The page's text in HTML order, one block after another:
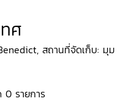
ศ
สถานที่จัดเก็บ: มุม
0 รายการ